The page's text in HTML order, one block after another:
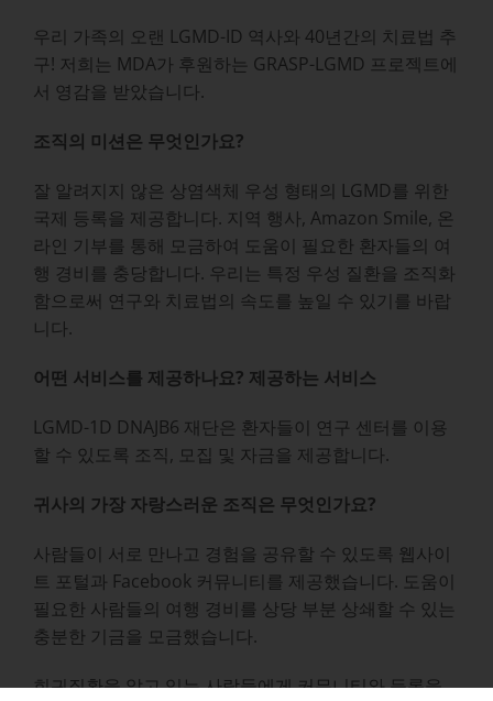
우리 가족의 오랜 LGMD-ID 역사와 40년간의 치료법 추
구! 저희는 MDA가 후원하는 GRASP-LGMD 프로젝트에
서 영감을 받았습니다.
조직의 미션은 무엇인가요?
잘 알려지지 않은 상염색체 우성 형태의 LGMD를 위한
국제 등록을 제공합니다. 지역 행사, Amazon Smile, 온
라인 기부를 통해 모금하여 도움이 필요한 환자들의 여
행 경비를 충당합니다. 우리는 특정 우성 질환을 조직화
함으로써 연구와 치료법의 속도를 높일 수 있기를 바랍
니다.
어떤 서비스를 제공하나요? 제공하는 서비스
LGMD-1D DNAJB6 재단은 환자들이 연구 센터를 이용
할 수 있도록 조직, 모집 및 자금을 제공합니다.
귀사의 가장 자랑스러운 조직은 무엇인가요?
사람들이 서로 만나고 경험을 공유할 수 있도록 웹사이
트 포털과 Facebook 커뮤니티를 제공했습니다. 도움이
필요한 사람들의 여행 경비를 상당 부분 상쇄할 수 있는
충분한 기금을 모금했습니다.
희귀질환을 앓고 있는 사람들에게 커뮤니티와 등록을